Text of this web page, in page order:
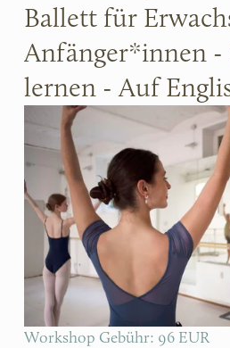
Ballett für
Anfänger*innen -
lernen - Auf
Workshop Gebühr: 96 EUR